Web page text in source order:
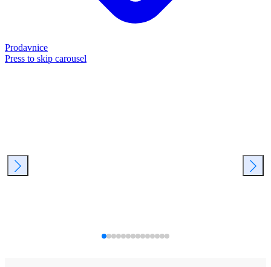
Prodavnice
Press to skip carousel